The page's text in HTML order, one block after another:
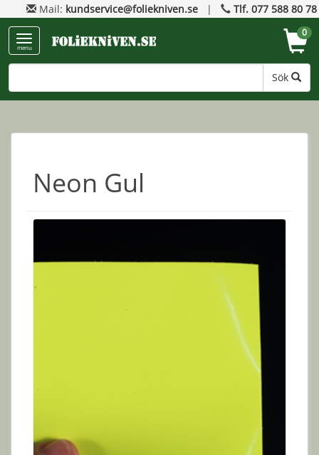
Mail: kundservice@foliekniven.se | Tlf. 077 588 80 78
menu
Sök
0
Neon Gul